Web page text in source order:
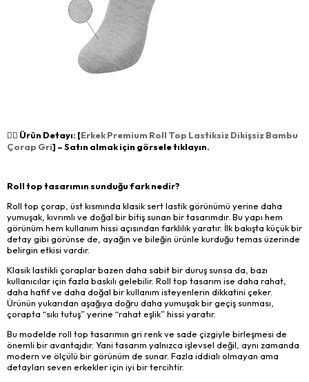
👉🏻 Ürün Detayı: [Erkek Premium Roll Top Lastiksiz Dikişsiz Bambu
Çorap Gri] – Satın almak için görsele tıklayın.
Roll top tasarımın sunduğu fark nedir?
Roll top çorap, üst kısmında klasik sert lastik görünümü yerine daha
yumuşak, kıvrımlı ve doğal bir bitiş sunan bir tasarımdır. Bu yapı hem
görünüm hem kullanım hissi açısından farklılık yaratır. İlk bakışta küçük bir
detay gibi görünse de, ayağın ve bileğin ürünle kurduğu temas üzerinde
belirgin etkisi vardır.
Klasik lastikli çoraplar bazen daha sabit bir duruş sunsa da, bazı
kullanıcılar için fazla baskılı gelebilir. Roll top tasarım ise daha rahat,
daha hafif ve daha doğal bir kullanım isteyenlerin dikkatini çeker.
Ürünün yukarıdan aşağıya doğru daha yumuşak bir geçiş sunması,
çorapta “sıkı tutuş” yerine “rahat eşlik” hissi yaratır.
Bu modelde roll top tasarımın gri renk ve sade çizgiyle birleşmesi de
önemli bir avantajdır. Yani tasarım yalnızca işlevsel değil, aynı zamanda
modern ve ölçülü bir görünüm de sunar. Fazla iddialı olmayan ama
detayları seven erkekler için iyi bir tercihtir.